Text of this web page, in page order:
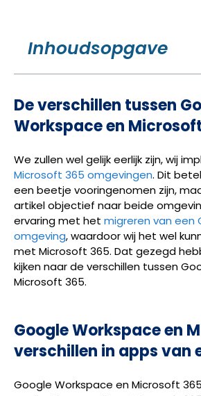
Inhoudsopgave
De verschillen tussen
Workspace en
We zullen wel gelijk eerlijk zijn, wij
Microsoft 365 omgevingen. Dit
een beetje vooringenomen zijn,
artikel objectief naar beide
ervaring met het migreren van een
omgeving, waardoor wij het wel
met Microsoft 365. Dat gezegd
kijken naar de verschillen tussen
Microsoft 365.
Google Workspace en
verschillen in apps van
Google Workspace en Microsoft